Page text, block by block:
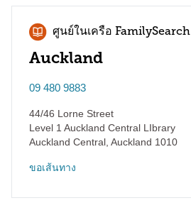
ศูนย์ในเครือ FamilySearch
Auckland
09 480 9883
44/46 Lorne Street
Level 1 Auckland Central LIbrary
Auckland Central Auckland 1010
ขอเส้นทาง